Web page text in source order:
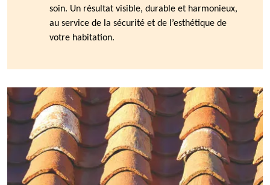
soin. Un résultat visible, durable et harmonieux,
au service de la sécurité et de l’esthétique de
votre habitation.